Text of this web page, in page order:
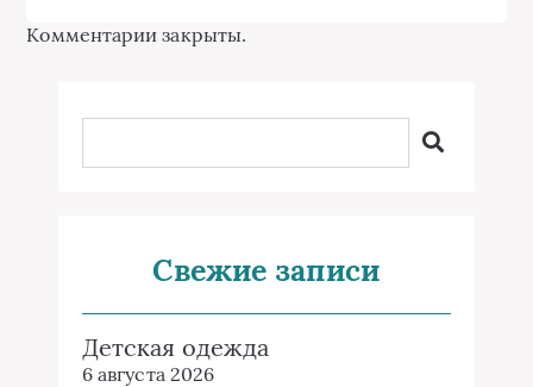
Комментарии закрыты.
Свежие записи
Детская одежда
6 августа 2026